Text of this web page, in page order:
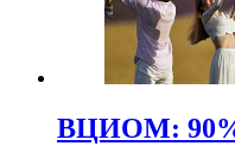
ВЦИОМ: 90%